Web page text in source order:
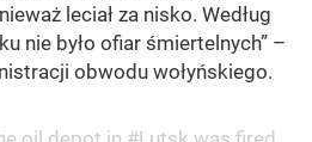
leciał za nisko. Według
nie było ofiar śmiertelnych” –
obwodu wołyńskiego.